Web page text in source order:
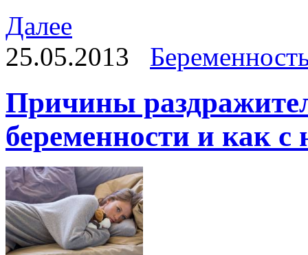
Далее
25.05.2013
Причины
беременности и как с